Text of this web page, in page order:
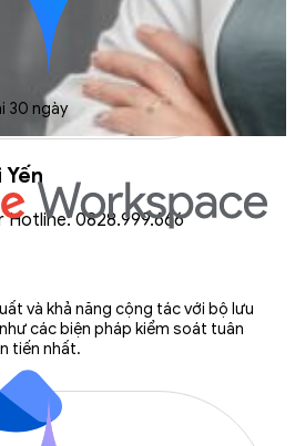
Hotline: 0828.999.666
30 ngày
và khả năng cộng tác với bộ lưu
các biện pháp kiểm soát tuân
tiến nhất.